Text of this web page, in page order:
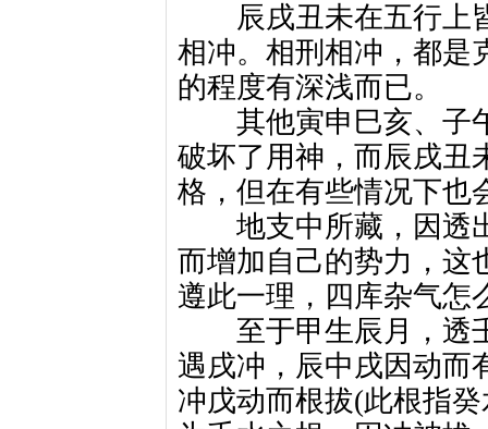
辰戌丑未在五行上皆
相冲。相刑相冲，都是
的程度有深浅而已。
其他寅申巳亥、子午
破坏了用神，而辰戌丑
格，但在有些情况下也
地支中所藏，因透出
而增加自己的势力，这
遵此一理，四库杂气怎
至于甲生辰月，透壬
遇戌冲，辰中戌因动而
冲戊动而根拔(此根指